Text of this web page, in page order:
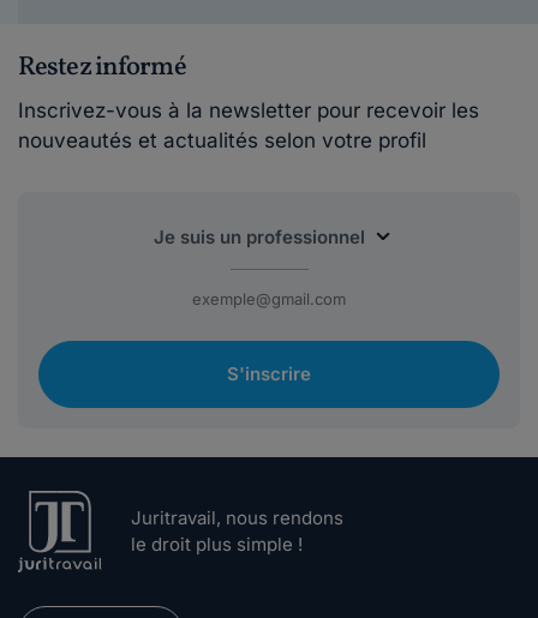
Restez informé
Inscrivez-vous à la newsletter pour recevoir les
nouveautés et actualités selon votre profil
S'inscrire
Juritravail, nous rendons
le droit plus simple !